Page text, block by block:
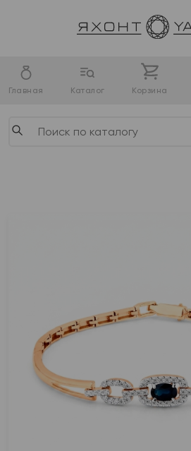
Главная Каталог Корзина